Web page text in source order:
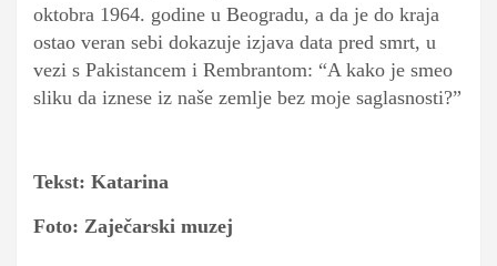
oktobra 1964. godine u Beogradu, a da je do kraja
ostao veran sebi dokazuje izjava data pred smrt, u
vezi s Pakistancem i Rembrantom: “A kako je smeo
sliku da iznese iz naše zemlje bez moje saglasnosti?”
Tekst: Katarina
Foto: Zaječarski muzej